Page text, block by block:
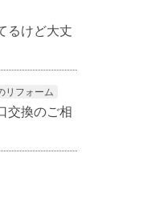
るけど大丈
リフォーム
交換のご相